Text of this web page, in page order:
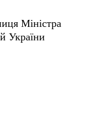
України